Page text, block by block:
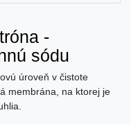
-
sódu
úroveň v čistote
membrána, na ktorej je